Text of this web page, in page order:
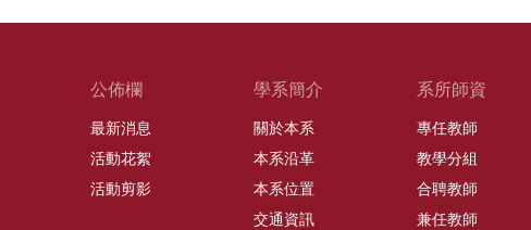
公佈欄
最新消息
活動花絮
活動剪影
學系簡介
關於本系
本系沿革
本系位置
交通資訊
系所師資
專任教師
教學分組
合聘教師
兼任教師